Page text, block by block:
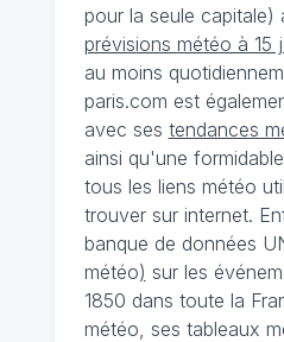
pour la seule capitale)
prévisions météo à 15
au moins
paris.com est
avec ses tendances
ainsi qu'une
tous les liens météo
trouver sur internet.
banque de données
météo) sur les
1850 dans toute la
météo, ses tableaux